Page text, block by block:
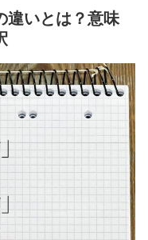
違いとは？意味